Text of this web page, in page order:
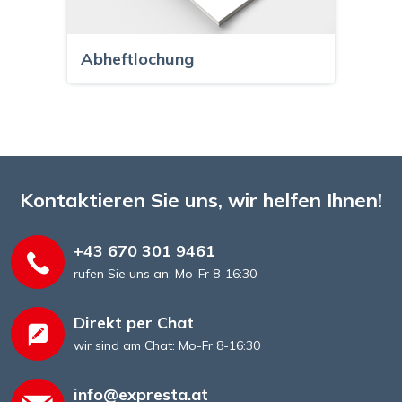
Abheftlochung
Kontaktieren Sie uns, wir helfen Ihnen!
+43 670 301 9461
rufen Sie uns an: Mo-Fr 8-16:30
Direkt per Chat
wir sind am Chat: Mo-Fr 8-16:30
info@expresta.at